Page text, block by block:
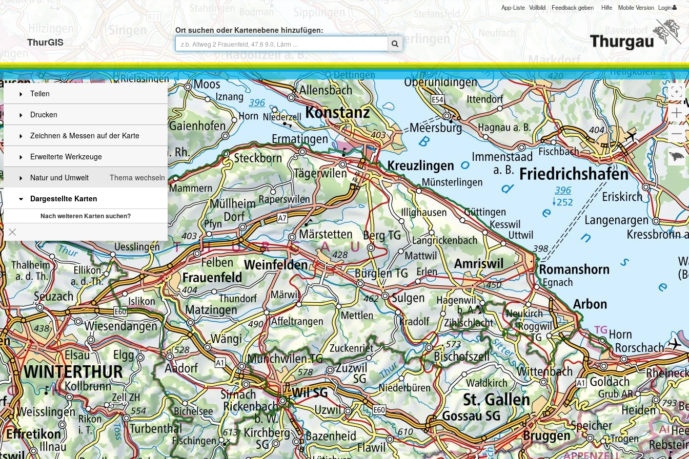
ThurGIS
Ort suchen oder Kartenebene hinzufügen:
App-Liste Vollbild Feedback geben Hilfe Mobile Version Login
Teilen
Drucken
Zeichnen & Messen auf der Karte
Erweiterte Werkzeuge
Thema wechseln
Natur und Umwelt
Dargestellte Karten
Nach weiteren Karten suchen?